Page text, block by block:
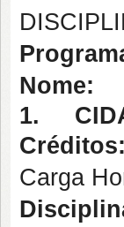
Nome:
1.
Créditos:
Carga